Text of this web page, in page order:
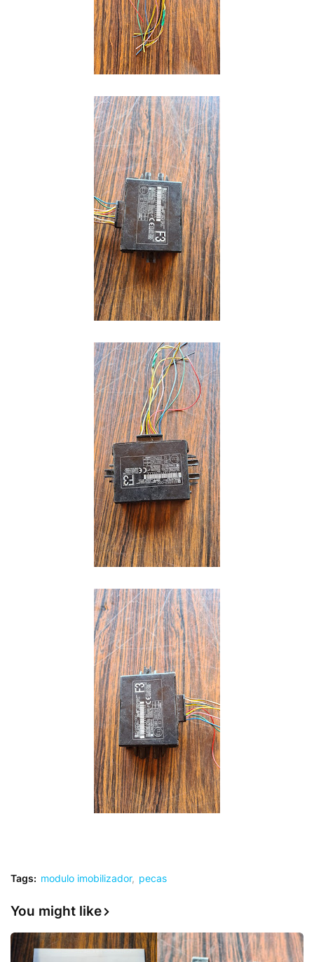
Tags: modulo imobilizador pecas
You might like